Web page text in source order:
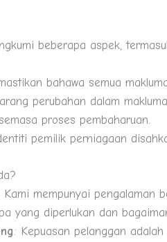
beberapa aspek,
bahawa semua
perubahan dalam
proses pembaharuan.
pemilik perniagaan
Kami mempunyai pengalaman
yang diperlukan dan
: Kepuasan pelanggan